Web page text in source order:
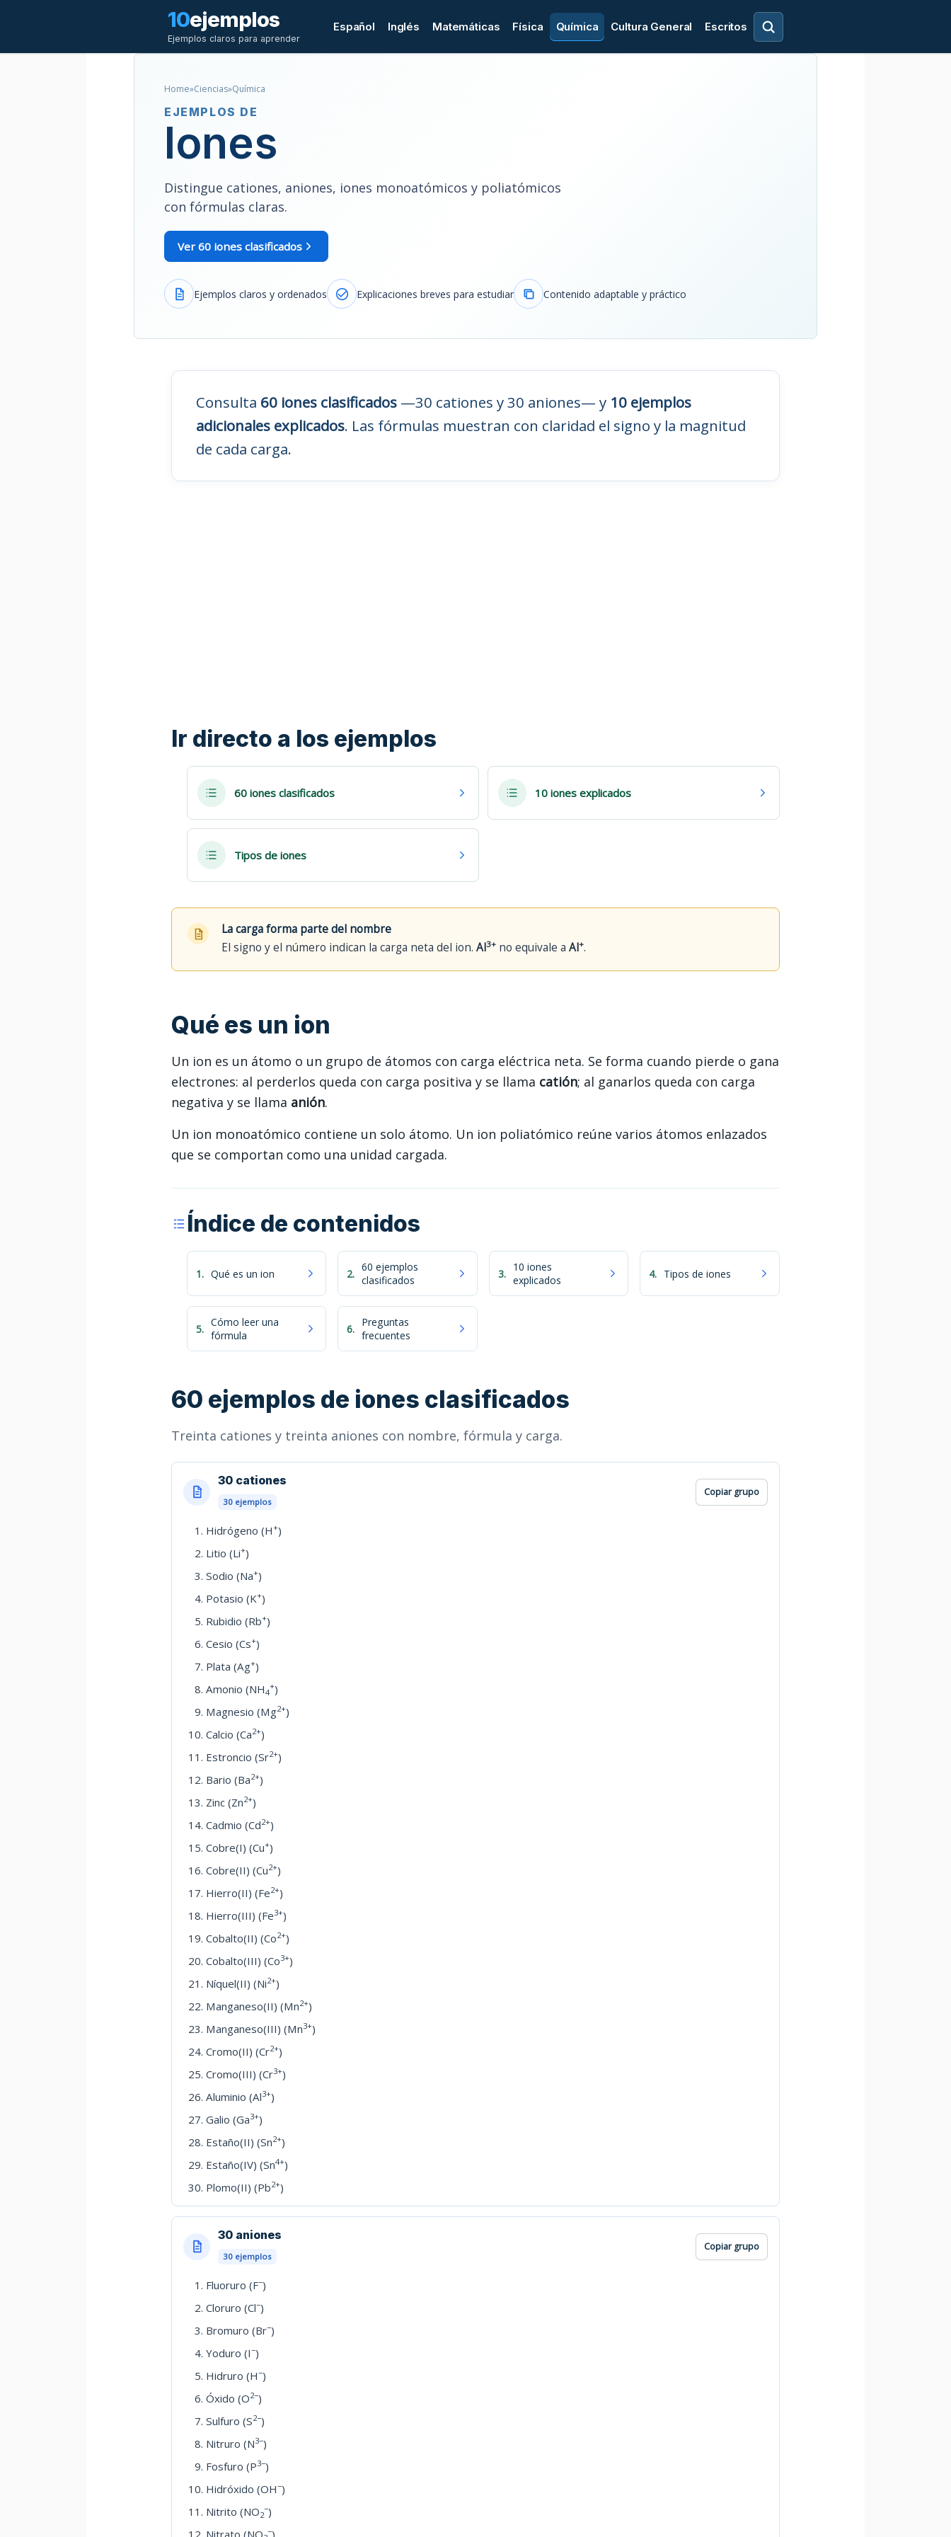
contenido
10ejemplos
Ejemplos claros para aprender
Español Inglés Matemáticas Física Química Cultura General Escritos
Home»Ciencias»Química
EJEMPLOS DE
Iones
Distingue cationes, aniones, iones monoatómicos y poliatómicos
con fórmulas claras.
Ver 60 iones clasificados
Ejemplos claros y ordenados Explicaciones breves para estudiar Contenido adaptable y práctico
Consulta 60 iones clasificados —30 cationes y 30 aniones— y 10 ejemplos
adicionales explicados. Las fórmulas muestran con claridad el signo y la magnitud
de cada carga.
Ir directo a los ejemplos
60 iones clasificados 10 iones explicados
Tipos de iones
La carga forma parte del nombre
El signo y el número indican la carga neta del ion. Al3+ no equivale a Al+.
Qué es un ion
Un ion es un átomo o un grupo de átomos con carga eléctrica neta. Se forma cuando pierde o gana
electrones: al perderlos queda con carga positiva y se llama catión; al ganarlos queda con carga
negativa y se llama anión.
Un ion monoatómico contiene un solo átomo. Un ion poliatómico reúne varios átomos enlazados
que se comportan como una unidad cargada.
Índice de contenidos
1. Qué es un ion 2. 60 ejemplos
clasificados
3. 10 iones
explicados
4. Tipos de iones
5. Cómo leer una
fórmula
6. Preguntas
frecuentes
60 ejemplos de iones clasificados
Treinta cationes y treinta aniones con nombre, fórmula y carga.
30 cationes
30 ejemplos
Copiar grupo
Hidrógeno (H+)
Litio (Li+)
Sodio (Na+)
Potasio (K+)
Rubidio (Rb+)
Cesio (Cs+)
Plata (Ag+)
Amonio (NH4
+)
Magnesio (Mg2+)
Calcio (Ca2+)
Estroncio (Sr2+)
Bario (Ba2+)
Zinc (Zn2+)
Cadmio (Cd2+)
Cobre(I) (Cu+)
Cobre(II) (Cu2+)
Hierro(II) (Fe2+)
Hierro(III) (Fe3+)
Cobalto(II) (Co2+)
Cobalto(III) (Co3+)
Níquel(II) (Ni2+)
Manganeso(II) (Mn2+)
Manganeso(III) (Mn3+)
Cromo(II) (Cr2+)
Cromo(III) (Cr3+)
Aluminio (Al3+)
Galio (Ga3+)
Estaño(II) (Sn2+)
Estaño(IV) (Sn4+)
Plomo(II) (Pb2+)
30 aniones
30 ejemplos
Copiar grupo
Fluoruro (F−)
Cloruro (Cl−)
Bromuro (Br−)
Yoduro (I−)
Hidruro (H−)
Óxido (O2−)
Sulfuro (S2−)
Nitruro (N3−)
Fosfuro (P3−)
Hidróxido (OH−)
Nitrito (NO2
−)
Nitrato (NO −)